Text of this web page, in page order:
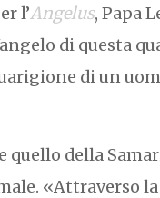
l’Angelus, Papa
di questa
di un
quello della
«Attraverso